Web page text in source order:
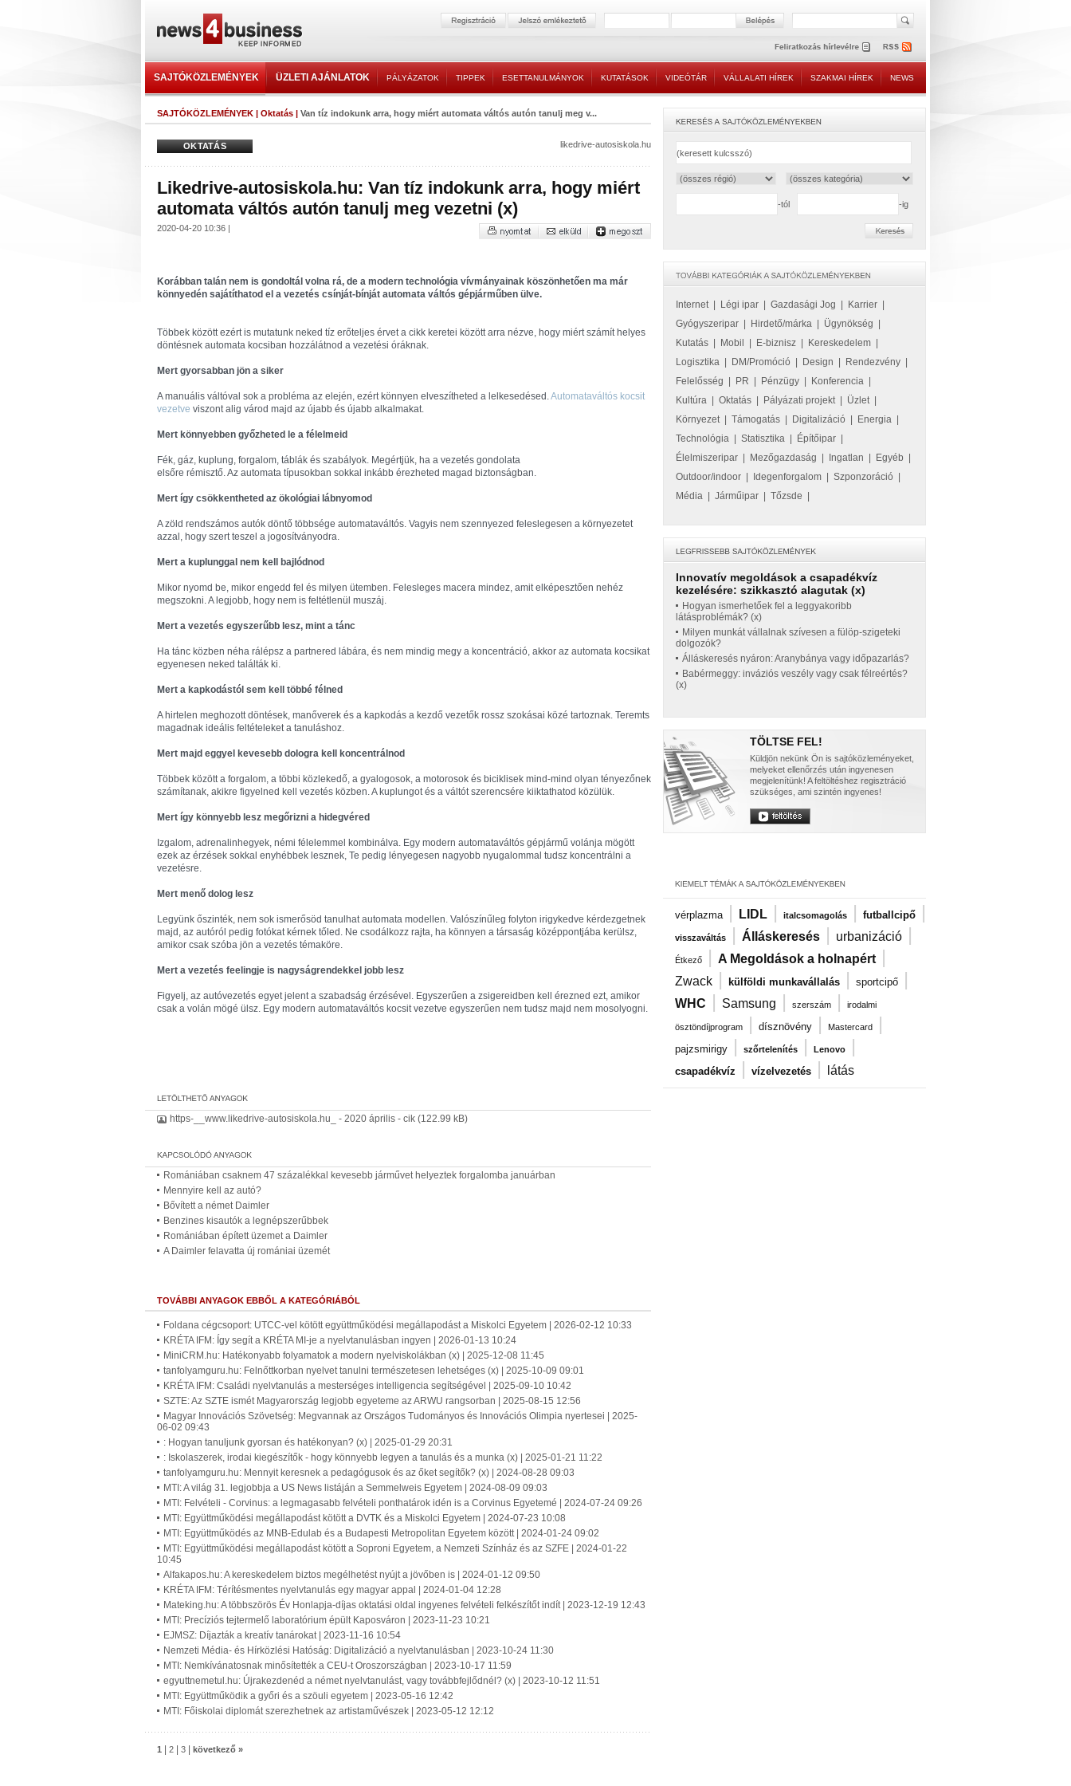
SAJTÓKÖZLEMÉNYEK ÜZLETI AJÁNLATOK PÁLYÁZATOK TIPPEK ESETTANULMÁNYOK KUTATÁSOK VIDEÓTÁR VÁLLALATI HÍREK SZAKMAI HÍREK NEWS
SAJTÓKÖZLEMÉNYEK | Oktatás | Van tíz indokunk arra, hogy miért automata váltós autón tanulj meg v...
OKTATÁS likedrive-autosiskola.hu
Likedrive-autosiskola.hu: Van tíz indokunk arra, hogy miért
automata váltós autón tanulj meg vezetni (x)
2020-04-20 10:36 |
Korábban talán nem is gondoltál volna rá, de a modern technológia vívmányainak köszönhetően ma már
könnyedén sajátíthatod el a vezetés csínját-bínját automata váltós gépjárműben ülve.
Többek között ezért is mutatunk neked tíz erőteljes érvet a cikk keretei között arra nézve, hogy miért számít helyes
döntésnek automata kocsiban hozzálátnod a vezetési óráknak.
Mert gyorsabban jön a siker
A manuális váltóval sok a probléma az elején, ezért könnyen elveszítheted a lelkesedésed.Automataváltós kocsit
vezetve viszont alig várod majd az újabb és újabb alkalmakat.
Mert könnyebben győzheted le a félelmeid
Fék, gáz, kuplung, forgalom, táblák és szabályok. Megértjük, ha a vezetés gondolata
elsőre rémisztő. Az automata típusokban sokkal inkább érezheted magad biztonságban.
Mert így csökkentheted az ökológiai lábnyomod
A zöld rendszámos autók döntő többsége automataváltós. Vagyis nem szennyezed feleslegesen a környezetet
azzal, hogy szert teszel a jogosítványodra.
Mert a kuplunggal nem kell bajlódnod
Mikor nyomd be, mikor engedd fel és milyen ütemben. Felesleges macera mindez, amit elképesztően nehéz
megszokni. A legjobb, hogy nem is feltétlenül muszáj.
Mert a vezetés egyszerűbb lesz, mint a tánc
Ha tánc közben néha rálépsz a partnered lábára, és nem mindig megy a koncentráció, akkor az automata kocsikat
egyenesen neked találták ki.
Mert a kapkodástól sem kell többé félned
A hirtelen meghozott döntések, manőverek és a kapkodás a kezdő vezetők rossz szokásai közé tartoznak. Teremts
magadnak ideális feltételeket a tanuláshoz.
Mert majd eggyel kevesebb dologra kell koncentrálnod
Többek között a forgalom, a többi közlekedő, a gyalogosok, a motorosok és biciklisek mind-mind olyan tényezőnek
számítanak, akikre figyelned kell vezetés közben. A kuplungot és a váltót szerencsére kiiktathatod közülük.
Mert így könnyebb lesz megőrizni a hidegvéred
Izgalom, adrenalinhegyek, némi félelemmel kombinálva. Egy modern automataváltós gépjármű volánja mögött
ezek az érzések sokkal enyhébbek lesznek, Te pedig lényegesen nagyobb nyugalommal tudsz koncentrálni a
vezetésre.
Mert menő dolog lesz
Legyünk őszinték, nem sok ismerősöd tanulhat automata modellen. Valószínűleg folyton irigykedve kérdezgetnek
majd, az autóról pedig fotókat kérnek tőled. Ne csodálkozz rajta, ha könnyen a társaság középpontjába kerülsz,
amikor csak szóba jön a vezetés témaköre.
Mert a vezetés feelingje is nagyságrendekkel jobb lesz
Figyelj, az autóvezetés egyet jelent a szabadság érzésével. Egyszerűen a zsigereidben kell érezned ezt, amikor
csak a volán mögé ülsz. Egy modern automataváltós kocsit vezetve egyszerűen nem tudsz majd nem mosolyogni.
https-__www.likedrive-autosiskola.hu_ - 2020 április - cik (122.99 kB)
Romániában csaknem 47 százalékkal kevesebb járművet helyeztek forgalomba januárban
Mennyire kell az autó?
Bővített a német Daimler
Benzines kisautók a legnépszerűbbek
Romániában épített üzemet a Daimler
A Daimler felavatta új romániai üzemét
TOVÁBBI ANYAGOK EBBŐL A KATEGÓRIÁBÓL
Foldana cégcsoport: UTCC-vel kötött együttműködési megállapodást a Miskolci Egyetem | 2026-02-12 10:33
KRÉTA IFM: Így segít a KRÉTA MI-je a nyelvtanulásban ingyen | 2026-01-13 10:24
MiniCRM.hu: Hatékonyabb folyamatok a modern nyelviskolákban (x) | 2025-12-08 11:45
tanfolyamguru.hu: Felnőttkorban nyelvet tanulni természetesen lehetséges (x) | 2025-10-09 09:01
KRÉTA IFM: Családi nyelvtanulás a mesterséges intelligencia segítségével | 2025-09-10 10:42
SZTE: Az SZTE ismét Magyarország legjobb egyeteme az ARWU rangsorban | 2025-08-15 12:56
Magyar Innovációs Szövetség: Megvannak az Országos Tudományos és Innovációs Olimpia nyertesei | 2025-
06-02 09:43
: Hogyan tanuljunk gyorsan és hatékonyan? (x) | 2025-01-29 20:31
: Iskolaszerek, irodai kiegészítők - hogy könnyebb legyen a tanulás és a munka (x) | 2025-01-21 11:22
tanfolyamguru.hu: Mennyit keresnek a pedagógusok és az őket segítők? (x) | 2024-08-28 09:03
MTI: A világ 31. legjobbja a US News listáján a Semmelweis Egyetem | 2024-08-09 09:03
MTI: Felvételi - Corvinus: a legmagasabb felvételi ponthatárok idén is a Corvinus Egyetemé | 2024-07-24 09:26
MTI: Együttműködési megállapodást kötött a DVTK és a Miskolci Egyetem | 2024-07-23 10:08
MTI: Együttműködés az MNB-Edulab és a Budapesti Metropolitan Egyetem között | 2024-01-24 09:02
MTI: Együttműködési megállapodást kötött a Soproni Egyetem, a Nemzeti Színház és az SZFE | 2024-01-22
10:45
Alfakapos.hu: A kereskedelem biztos megélhetést nyújt a jövőben is | 2024-01-12 09:50
KRÉTA IFM: Térítésmentes nyelvtanulás egy magyar appal | 2024-01-04 12:28
Mateking.hu: A többszörös Év Honlapja-díjas oktatási oldal ingyenes felvételi felkészítőt indít | 2023-12-19 12:43
MTI: Precíziós tejtermelő laboratórium épült Kaposváron | 2023-11-23 10:21
EJMSZ: Díjazták a kreatív tanárokat | 2023-11-16 10:54
Nemzeti Média- és Hírközlési Hatóság: Digitalizáció a nyelvtanulásban | 2023-10-24 11:30
MTI: Nemkívánatosnak minősítették a CEU-t Oroszországban | 2023-10-17 11:59
egyuttnemetul.hu: Újrakezdenéd a német nyelvtanulást, vagy továbbfejlődnél? (x) | 2023-10-12 11:51
MTI: Együttműködik a győri és a szöuli egyetem | 2023-05-16 12:42
MTI: Főiskolai diplomát szerezhetnek az artistaművészek | 2023-05-12 12:12
1 2 3 következő »
-tól -ig
Internet| Légi ipar Gazdasági Jog Karrier
Gyógyszeripar
Hirdető/márka Ügynökség
Kutatás
Mobil E-biznisz Kereskedelem
Logisztika
DM/Promóció Design Rendezvény
Felelősség
PR Pénzügy Konferencia
Kultúra
Oktatás Pályázati projekt| Üzlet|
Környezet| Támogatás Digitalizáció Energia
Technológia
Statisztika Építőipar
Élelmiszeripar
Mezőgazdaság Ingatlan Egyéb
Outdoor/indoor
Idegenforgalom Szponzoráció
Média
Járműipar Tőzsde
Innovatív megoldások a csapadékvíz
kezelésére: szikkasztó alagutak (x)
Hogyan ismerhetőek fel a leggyakoribb
látásproblémák? (x)
Milyen munkát vállalnak szívesen a fülöp-szigeteki
dolgozók?
Álláskeresés nyáron: Aranybánya vagy időpazarlás?
Babérmeggy: inváziós veszély vagy csak félreértés?
(x)
TÖLTSE FEL!
Küldjön nekünk Ön is sajtóközleményeket,
melyeket ellenőrzés után ingyenesen
megjelenítünk! A feltöltéshez regisztráció
szükséges, ami szintén ingyenes!
vérplazma | LIDL | italcsomagolás | futballcipő |
visszaváltás | Álláskeresés | urbanizáció |
Étkező | A Megoldások a holnapért |
Zwack | külföldi munkavállalás | sportcipő |
WHC | Samsung | szerszám | irodalmi
ösztöndíjprogram | dísznövény | Mastercard |
pajzsmirigy | szőrtelenítés | Lenovo |
csapadékvíz | vízelvezetés | látás